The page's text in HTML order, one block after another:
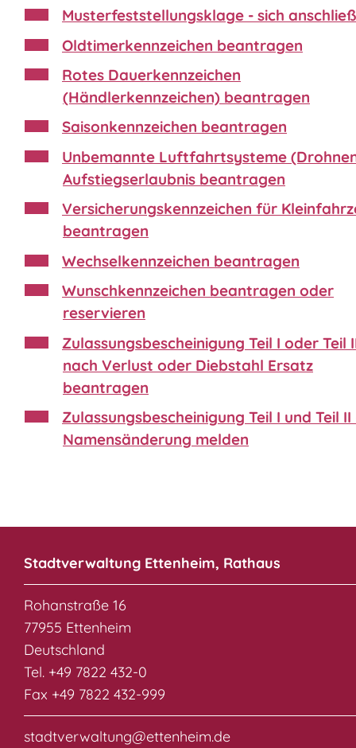
Musterfeststellungsklage - sich
Oldtimerkennzeichen beantragen
Rotes Dauerkennzeichen
(Händlerkennzeichen) beantragen
Saisonkennzeichen beantragen
Unbemannte Luftfahrtsysteme
Aufstiegserlaubnis beantragen
Versicherungskennzeichen für
beantragen
Wechselkennzeichen beantragen
Wunschkennzeichen beantragen oder
reservieren
Zulassungsbescheinigung Teil I oder Teil
nach Verlust oder Diebstahl Ersatz
beantragen
Zulassungsbescheinigung Teil I und Teil II
Namensänderung melden
Stadtverwaltung Ettenheim, Rathaus
Rohanstraße 16
77955 Ettenheim
Deutschland
Tel. +49 7822 432-0
Fax +49 7822 432-999
stadtverwaltung@ettenheim.de